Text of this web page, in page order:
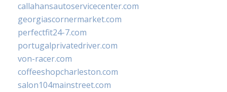
callahansautoservicecenter.com
georgiascornermarket.com
perfectfit24-7.com
portugalprivatedriver.com
von-racer.com
coffeeshopcharleston.com
salon104mainstreet.com